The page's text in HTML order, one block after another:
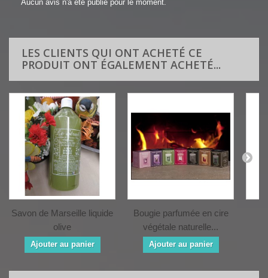
Aucun avis n'a été publié pour le moment.
LES CLIENTS QUI ONT ACHETÉ CE
PRODUIT ONT ÉGALEMENT ACHETÉ...
Savon de Marseille liquide
olive
Ajouter au panier
Bougie parfumée en cire
végétale naturelle...
Ajouter au panier